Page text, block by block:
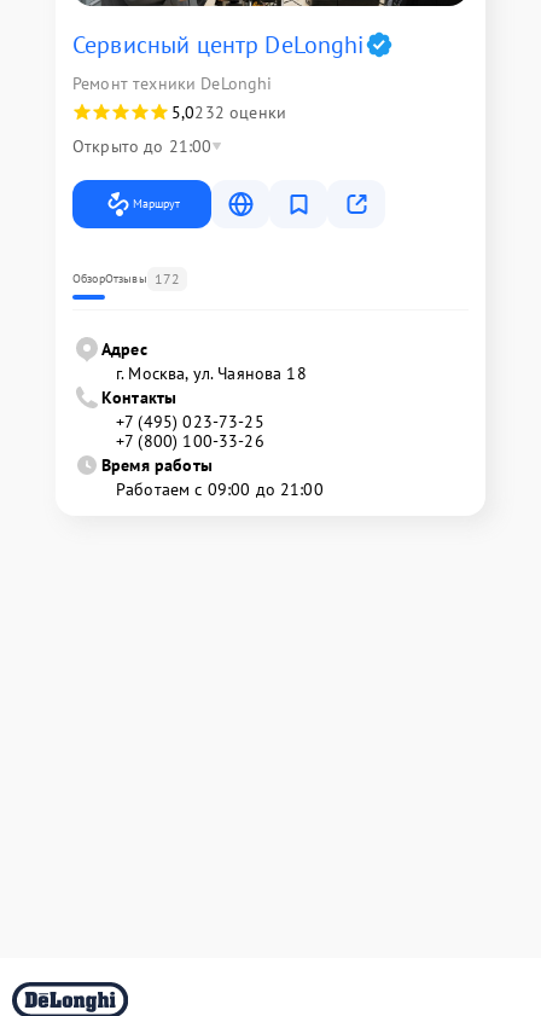
Сервисный центр DeLonghi
Ремонт техники DeLonghi
5,0232 оценки
Открыто до 21:00
Маршрут
ОбзорОтзывы 172
Адрес
г. Москва, ул. Чаянова 18
Контакты
+7 (495) 023-73-25
+7 (800) 100-33-26
Время работы
Работаем с 09:00 до 21:00